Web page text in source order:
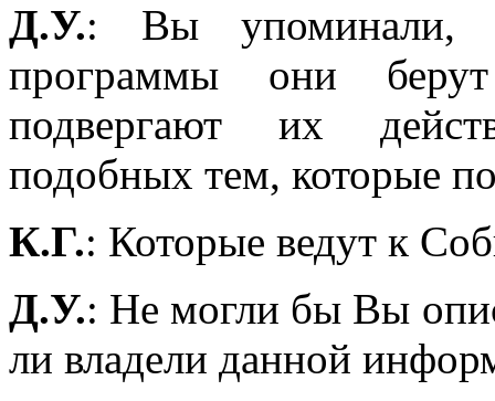
Д.У.: Вы упоминали,
программы они
подвергают их
подобных тем, которые
К.Г.: Которые ведут к
Д.У.: Не могли бы Вы
ли владели данной